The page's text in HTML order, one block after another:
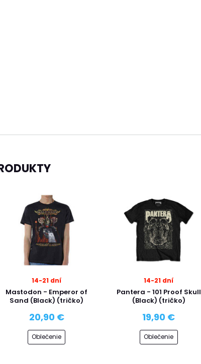
14-21 dní
Mastodon - Emperor of
Sand (Black) (tričko)
20,90 €
Oblečenie
14-21 dní
Pantera - 101 Proof Skull
(Black) (tričko)
19,90 €
Oblečenie